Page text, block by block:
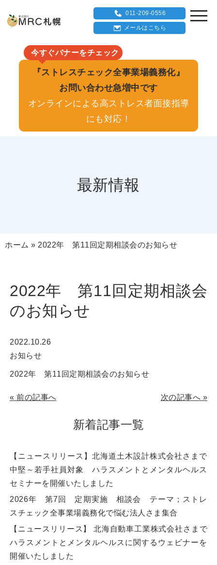
011-209-0556
メールはこちら
今すぐバナーをチェック
『ストレスチェック全事業場義務化』
お問い合わせ急増中です
オンラインによる高ストレス者面接指導
にも対応！
最新情報
ホーム » 2022年 第11回定期相談会のお知らせ
2022年 第11回定期相談会
のお知らせ
2022.10.26
お知らせ
2022年 第11回定期相談会のお知らせ
« 前の記事へ 次の記事へ »
新着記事一覧
【ニュースリリース】北海道土木設計株式会社さまで
中堅～若手社員対象 ハラスメントとメンタルヘルス
セミナーを開催いたしました
2026年 第7回 定期実施 相談会 テーマ；ストレ
スチェック全事業場義務化で悩む法人さま集合
【ニュースリリース】 北海自動車工業株式会社さまで
ハラスメントとメンタルヘルスに関するウェビナーを
開催いたしました